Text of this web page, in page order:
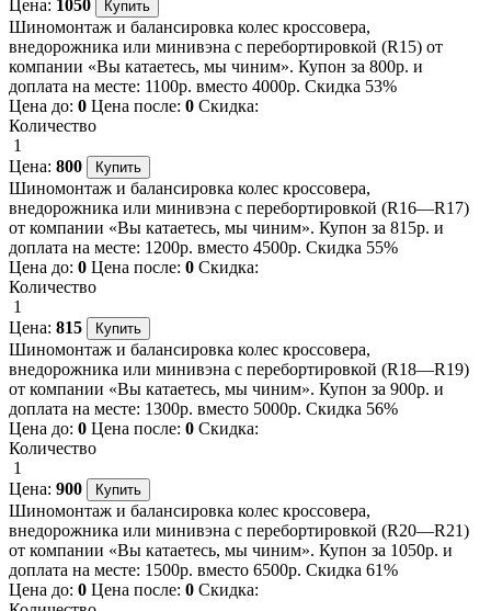
Цена: 1050
Шиномонтаж и балансировка колес кроссовера,
внедорожника или минивэна с перебортировкой (R15) от
компании «Вы катаетесь, мы чиним». Купон за 800р. и
доплата на месте: 1100р. вместо 4000р. Скидка 53%
Цена до: 0 Цена после: 0 Скидка:
Количество
1
Цена: 800
Шиномонтаж и балансировка колес кроссовера,
внедорожника или минивэна с перебортировкой (R16—R17)
от компании «Вы катаетесь, мы чиним». Купон за 815р. и
доплата на месте: 1200р. вместо 4500р. Скидка 55%
Цена до: 0 Цена после: 0 Скидка:
Количество
1
Цена: 815
Шиномонтаж и балансировка колес кроссовера,
внедорожника или минивэна с перебортировкой (R18—R19)
от компании «Вы катаетесь, мы чиним». Купон за 900р. и
доплата на месте: 1300р. вместо 5000р. Скидка 56%
Цена до: 0 Цена после: 0 Скидка:
Количество
1
Цена: 900
Шиномонтаж и балансировка колес кроссовера,
внедорожника или минивэна с перебортировкой (R20—R21)
от компании «Вы катаетесь, мы чиним». Купон за 1050р. и
доплата на месте: 1500р. вместо 6500р. Скидка 61%
Цена до: 0 Цена после: 0 Скидка: